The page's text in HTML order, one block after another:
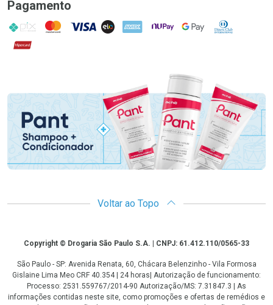
Pagamento
PIX MasterCard
VISA ELO AMEX NuPay Google PayDiners Club
Hipercard
Promoção em Destaque
Voltar ao Topo
CopyrightCopyright © Drogaria São Paulo S.A. | CNPJ: 61.412.110/0565-33
São Paulo - SP: Avenida Renata, 60, Chácara Belenzinho - Vila Formosa
Gislaine Lima Meo CRF 40.354 | 24 horas| Autorização de funcionamento:
Processo: 2531.559767/2014-90 Autorização/MS: 7.31847.3 | As
informações contidas neste site, como promoções e ofertas de remédios e